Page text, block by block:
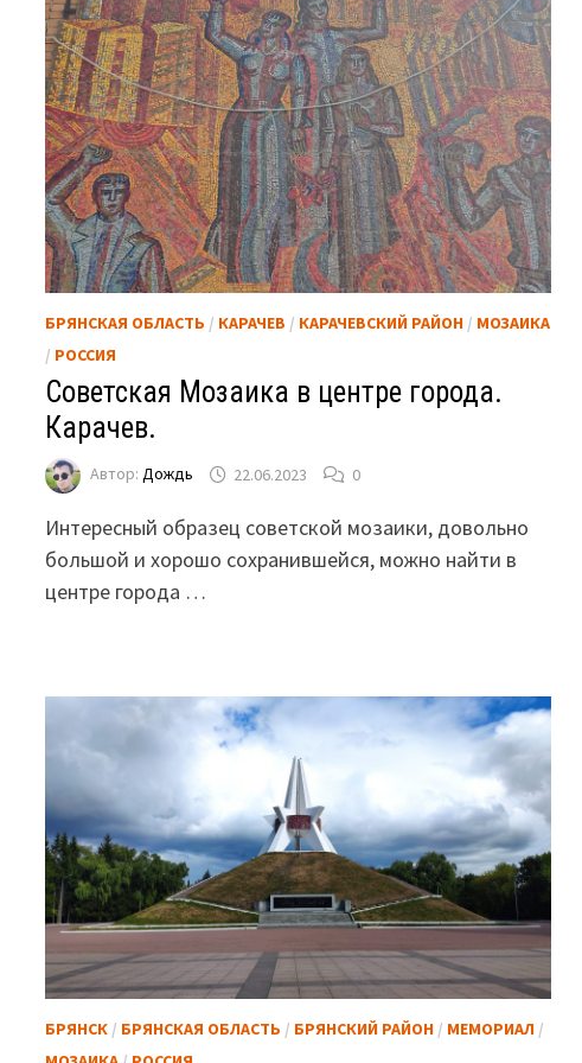
БРЯНСКАЯ ОБЛАСТЬ / КАРАЧЕВ / КАРАЧЕВСКИЙ РАЙОН / МОЗАИКА
/ РОССИЯ
Советская Мозаика в центре города.
Карачев.
Автор:Дождь 22.06.2023 0
Интересный образец советской мозаики, довольно
большой и хорошо сохранившейся, можно найти в
центре города …
БРЯНСК / БРЯНСКАЯ ОБЛАСТЬ / БРЯНСКИЙ РАЙОН / МЕМОРИАЛ /